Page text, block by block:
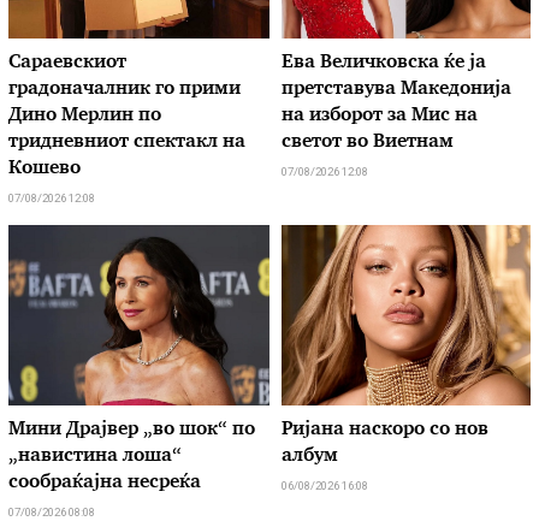
Сараевскиот
градоначалник го прими
Дино Мерлин по
тридневниот спектакл на
Кошево
07/08/2026 12:08
Ева Величковска ќе ја
претставува Македонија
на изборот за Мис на
светот во Виетнам
07/08/2026 12:08
Мини Драјвер „во шок“ по
„навистина лоша“
сообраќајна несреќа
07/08/2026 08:08
Ријана наскоро со нов
албум
06/08/2026 16:08